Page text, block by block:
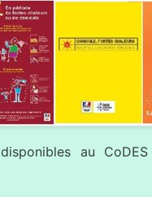
au